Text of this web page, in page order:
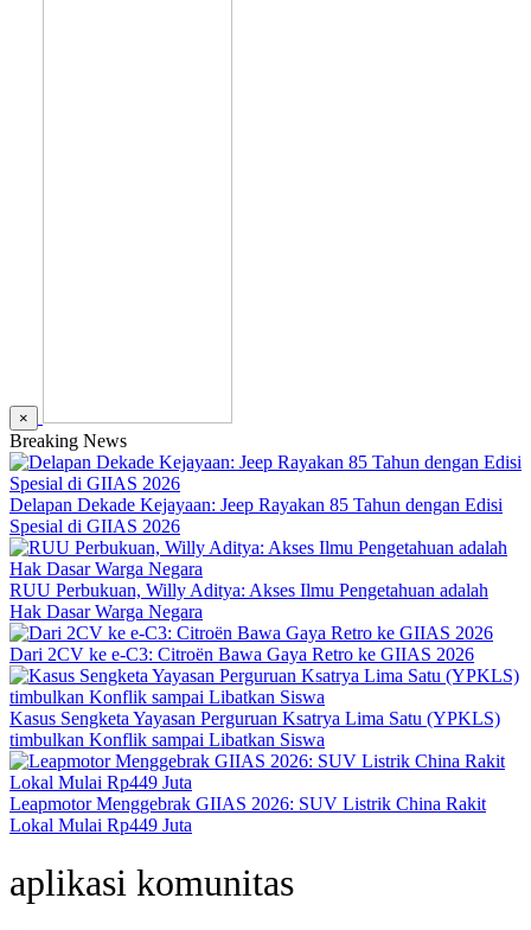
×
Breaking News
Delapan Dekade Kejayaan: Jeep Rayakan 85 Tahun dengan Edisi
Spesial di GIIAS 2026
RUU Perbukuan, Willy Aditya: Akses Ilmu Pengetahuan adalah
Hak Dasar Warga Negara
Dari 2CV ke e-C3: Citroën Bawa Gaya Retro ke GIIAS 2026
Kasus Sengketa Yayasan Perguruan Ksatrya Lima Satu (YPKLS)
timbulkan Konflik sampai Libatkan Siswa
Leapmotor Menggebrak GIIAS 2026: SUV Listrik China Rakit
Lokal Mulai Rp449 Juta
aplikasi komunitas